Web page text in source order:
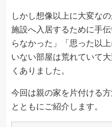
しかし想像以上に大変な
施設へ入居するために手
らなかった」「思った以
いない部屋は荒れていて
くありました。
今回は親の家を片付ける
とともにご紹介します。